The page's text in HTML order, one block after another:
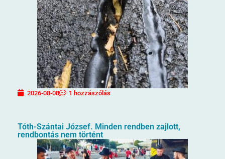
2026-08-08 1 hozzászólás
Tóth-Szántai József. Minden rendben zajlott,
rendbontás nem történt